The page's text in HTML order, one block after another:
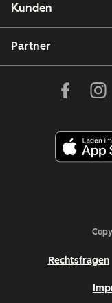
Kunden
Partner
Rechtsfragen